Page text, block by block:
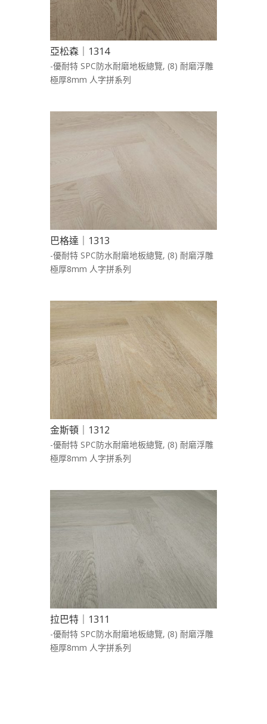
亞松森｜1314
-優耐特 SPC防水耐磨地板總覽, (8) 耐磨浮雕
極厚8mm 人字拼系列
巴格達｜1313
-優耐特 SPC防水耐磨地板總覽, (8) 耐磨浮雕
極厚8mm 人字拼系列
金斯頓｜1312
-優耐特 SPC防水耐磨地板總覽, (8) 耐磨浮雕
極厚8mm 人字拼系列
拉巴特｜1311
-優耐特 SPC防水耐磨地板總覽, (8) 耐磨浮雕
極厚8mm 人字拼系列